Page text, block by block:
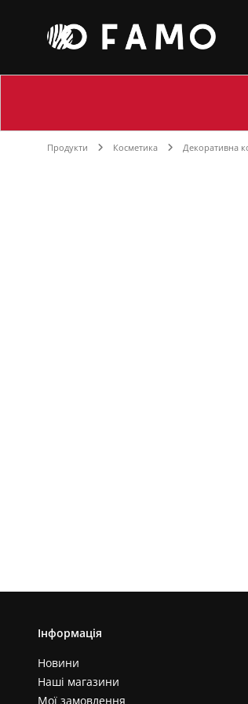
Продукти Косметика Декоративна
Інформація
Новини
Наші магазини
Мої замовлення